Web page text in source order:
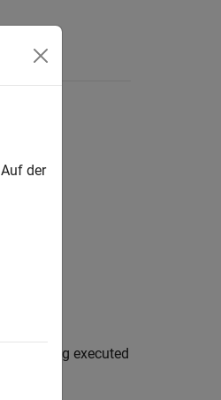
being executed
der